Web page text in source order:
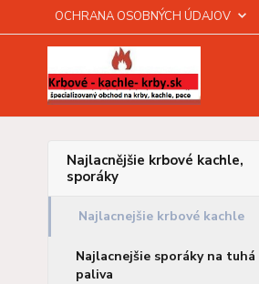
OCHRANA OSOBNÝCH ÚDAJOV
Najlacnějšie krbové kachle,
sporáky
Najlacnejšie krbové kachle
Najlacnejšie sporáky na tuhá
paliva